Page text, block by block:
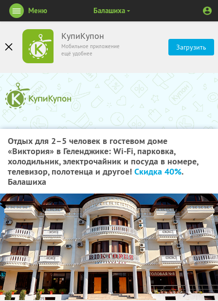
КупиКупон
Мобильное приложение
ещё удобнее
Загрузить
Меню Балашиха
Отдых для 2–5 человек в гостевом доме
«Виктория» в Геленджике: Wi-Fi, парковка,
холодильник, электрочайник и посуда в номере,
телевизор, полотенца и другое! Скидка 40%.
Балашиха